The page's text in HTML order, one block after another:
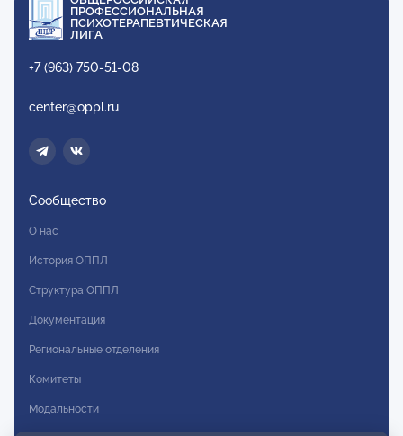
ПРОФЕССИОНАЛЬНАЯ
ПСИХОТЕРАПЕВТИЧЕСКАЯ
ЛИГА
+7 (963) 750-51-08
center@oppl.ru
Сообщество
О нас
История ОППЛ
Структура ОППЛ
Документация
Региональные отделения
Комитеты
Модальности